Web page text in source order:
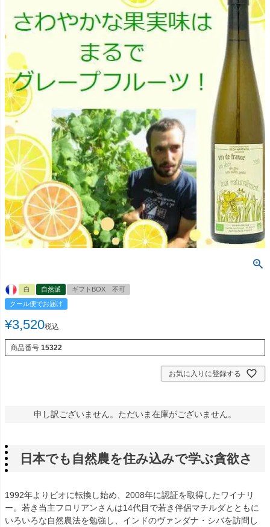
白 自然派
ギフトBOX 不可
クール便でお届け
¥3,520税込
商品番号 15322
お気に入りに登録する
申し訳ございません。ただいま在庫がございません。
日本でも自然農を住み込みで学ぶ貪欲さ
1992年よりビオに転換し始め、2008年に認証を取得したワイナリ
ー。若き当主フロリアンさんは14代目で若き伴侶マチルダとともに
いろいろな自然農法を勉強し、インドのヴァンダナ・シバを訪問し